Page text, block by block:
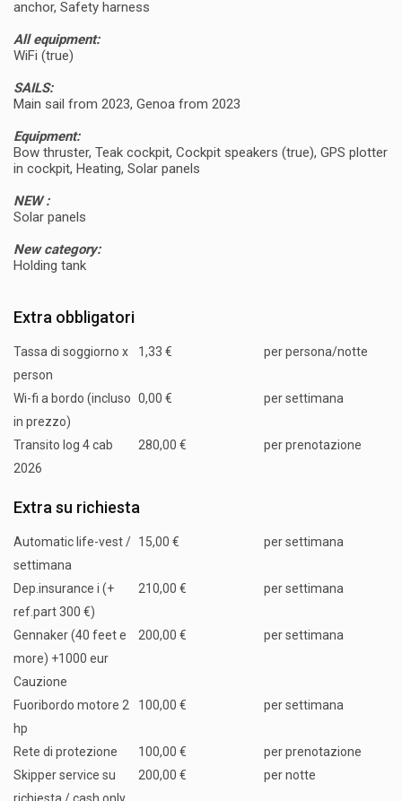
anchor, Safety harness
All equipment:
WiFi (true)
SAILS:
Main sail from 2023, Genoa from 2023
Equipment:
Bow thruster, Teak cockpit, Cockpit speakers (true), GPS plotter
in cockpit, Heating, Solar panels
NEW :
Solar panels
New category:
Holding tank
Extra obbligatori
Tassa di soggiorno x
person
1,33 € per persona/notte
Wi-fi a bordo (incluso
in prezzo)
0,00 € per settimana
Transito log 4 cab
2026
280,00 € per prenotazione
Extra su richiesta
Automatic life-vest /
settimana
15,00 € per settimana
Dep.insurance i (+
ref.part 300 €)
210,00 € per settimana
Gennaker (40 feet e
more) +1000 eur
Cauzione
200,00 € per settimana
Fuoribordo motore 2
hp
100,00 € per settimana
Rete di protezione 100,00 €
per prenotazione
Skipper service su
richiesta / cash only
200,00 € per notte